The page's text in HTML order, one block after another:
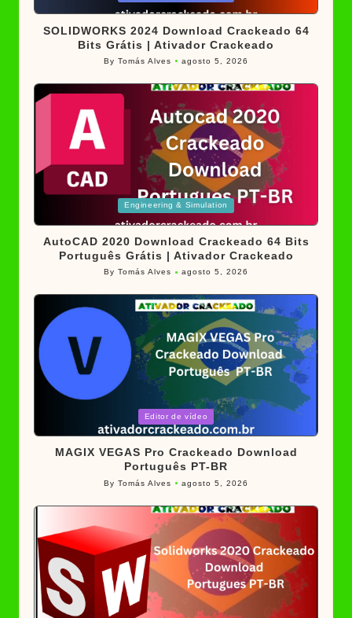
SOLIDWORKS 2024 Download Crackeado 64
Bits Grátis | Ativador Crackeado
Posted
ByTomás Alves agosto 5, 2026
Engineering & Simulation
AutoCAD 2020 Download Crackeado 64 Bits
Português Grátis | Ativador Crackeado
Posted
ByTomás Alves agosto 5, 2026
Editor de vídeo
MAGIX VEGAS Pro Crackeado Download
Português PT-BR
Posted
ByTomás Alves agosto 5, 2026